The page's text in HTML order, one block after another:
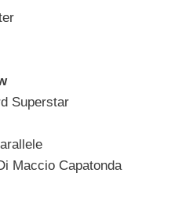
Capatonda